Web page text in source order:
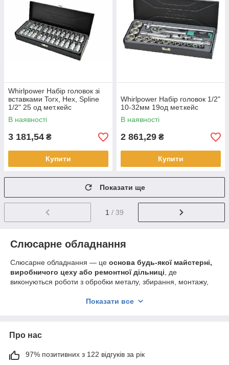
Whirlpower Набір головок зі
вставками Torx, Hex, Spline
1/2" 25 од мет.кейс
В наявності
3 181,54 ₴
Купити
Whirlpower Набір головок 1/2"
10-32мм 19од мет.кейс
В наявності
2 861,29 ₴
Купити
Показати ще
1 / 39
Слюсарне обладнання
Слюсарне обладнання — це основа будь-якої майстерні,
виробничого цеху або ремонтної дільниці , де
виконуються роботи з обробки металу, збирання, монтажу,
оснащення забезпечуєточність, безпеку та високу
У категорії «Слюсарне обладнання» представлені
інструментальні шафи, стенди та допоміжне обладнання
Показати все
Про нас
97% позитивних з 122 відгуків за рік